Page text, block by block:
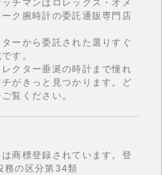
チマンはロレックス・オメ
ク腕時計の委託通販専門店
ーから委託された選りすぐ
す。
クター垂涎の時計まで憧れ
がきっと見つかります。ど
覧ください。
商標登録されています。登
務の区分第34類